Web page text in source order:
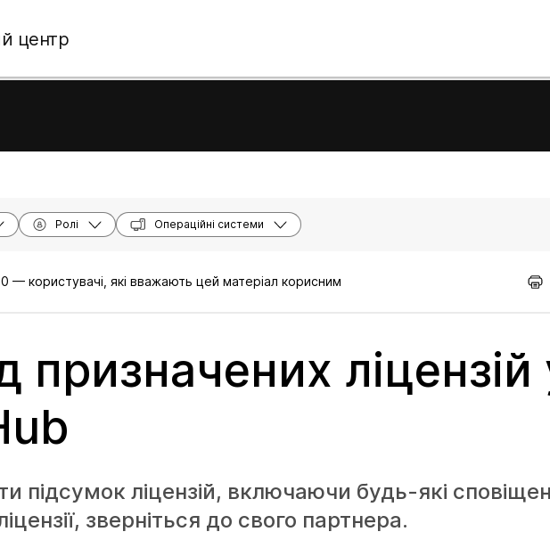
центр
Ролі Операційні системи
0 — користувачі, які вважають цей матеріал корисним
призначених ліцензій
підсумок ліцензій, включаючи будь-які
зверніться до свого партнера.